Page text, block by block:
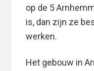
op de 5
is, dan zijn ze
werken.
Het gebouw in